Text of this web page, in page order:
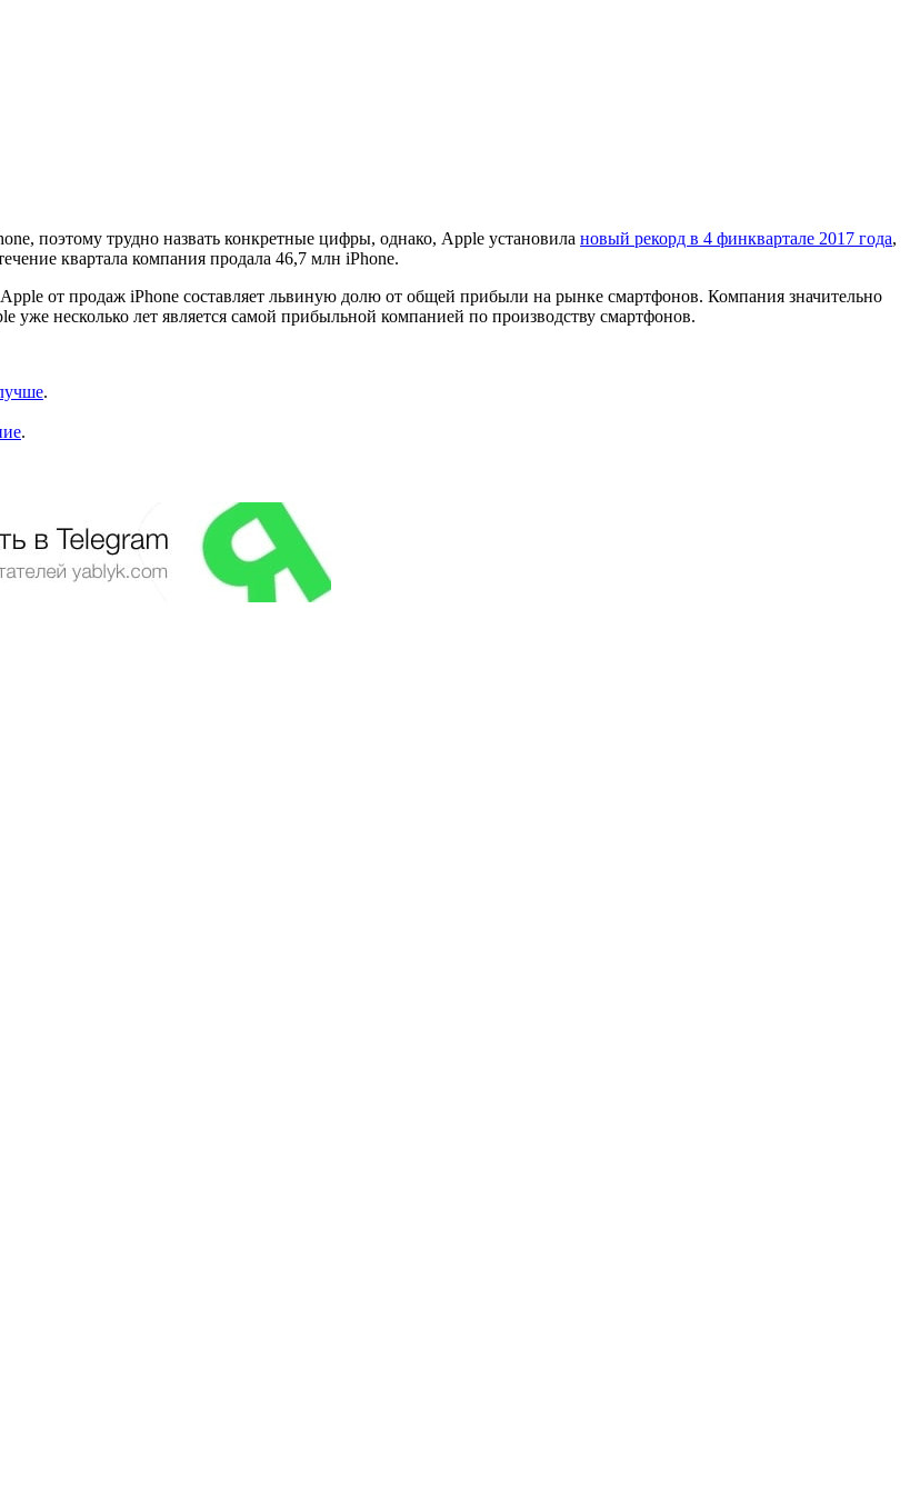
поэтому трудно назвать конкретные цифры, однако, Apple установила новый рекорд в 4 финквартале 2017 года,
квартала компания продала 46,7 млн iPhone.
от продаж iPhone составляет львиную долю от общей прибыли на рынке смартфонов. Компания значительно
несколько лет является самой прибыльной компанией по производству смартфонов.
.
.